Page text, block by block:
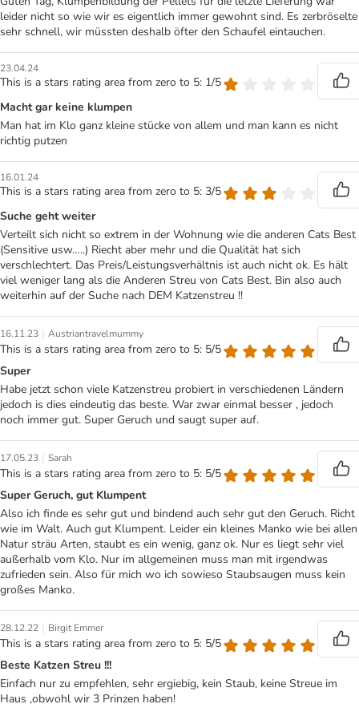
leider nicht so wie wir es eigentlich immer gewohnt sind. Es zerbröselte
sehr schnell, wir müssten deshalb öfter den Schaufel eintauchen.
23.04.24
This is a stars rating area from zero to 5: 1/5
Macht gar keine klumpen
Man hat im Klo ganz kleine stücke von allem und man kann es nicht
richtig putzen
16.01.24
This is a stars rating area from zero to 5: 3/5
Suche geht weiter
Verteilt sich nicht so extrem in der Wohnung wie die anderen Cats Best
(Sensitive usw…..) Riecht aber mehr und die Qualität hat sich
verschlechtert. Das Preis/Leistungsverhältnis ist auch nicht ok. Es hält
viel weniger lang als die Anderen Streu von Cats Best. Bin also auch
weiterhin auf der Suche nach DEM Katzenstreu !!
16.11.23 | Austriantravelmummy
This is a stars rating area from zero to 5: 5/5
Super
Habe jetzt schon viele Katzenstreu probiert in verschiedenen Ländern
jedoch is dies eindeutig das beste. War zwar einmal besser , jedoch
noch immer gut. Super Geruch und saugt super auf.
17.05.23 | Sarah
This is a stars rating area from zero to 5: 5/5
Super Geruch, gut Klumpent
Also ich finde es sehr gut und bindend auch sehr gut den Geruch. Richt
wie im Walt. Auch gut Klumpent. Leider ein kleines Manko wie bei allen
Natur sträu Arten, staubt es ein wenig, ganz ok. Nur es liegt sehr viel
außerhalb vom Klo. Nur im allgemeinen muss man mit irgendwas
zufrieden sein. Also für mich wo ich sowieso Staubsaugen muss kein
großes Manko.
28.12.22 | Birgit Emmer
This is a stars rating area from zero to 5: 5/5
Beste Katzen Streu !!!
Einfach nur zu empfehlen, sehr ergiebig, kein Staub, keine Streue im
Haus ,obwohl wir 3 Prinzen haben!